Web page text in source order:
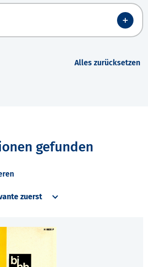
Alles zurücksetzen
gefunden